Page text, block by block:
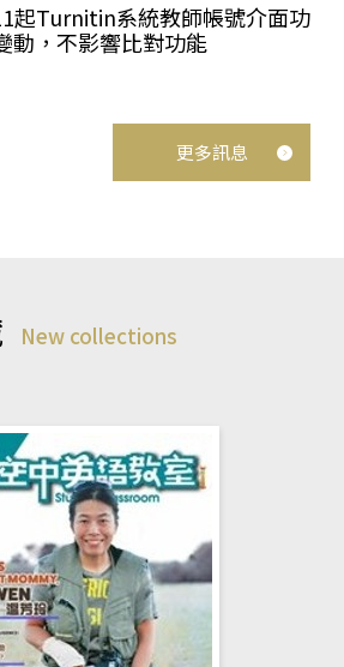
起Turnitin系統教師帳號介面功
動，不影響比對功能
更多訊息
New collections